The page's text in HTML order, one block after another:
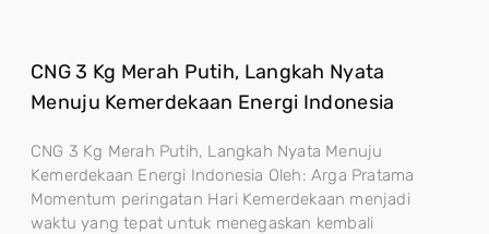
CNG 3 Kg Merah Putih, Langkah Nyata
Menuju Kemerdekaan Energi Indonesia
CNG 3 Kg Merah Putih, Langkah Nyata Menuju
Kemerdekaan Energi Indonesia Oleh: Arga Pratama
Momentum peringatan Hari Kemerdekaan menjadi
waktu yang tepat untuk menegaskan kembali